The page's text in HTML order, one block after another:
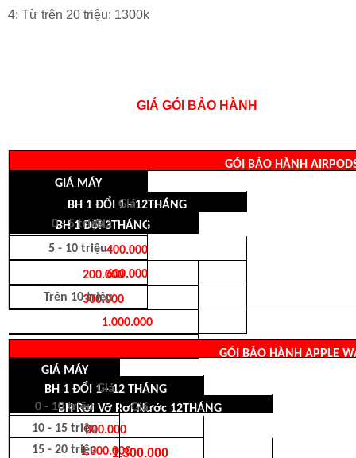
4: Từ trên 20 triệu: 1300k
GIÁ GÓI BẢO HÀNH
GÓI BẢO HÀNH
GIÁ MÁY
BH 1 ĐỔI 1 - 12THÁNG
BH 1 Đối 3THÁNG
Giá
Giá
0 - 5 triệu
400.000
200.000
5 - 10 triệu
600.000
300.000
Trên 10 triệu
1.000.000
GÓI BẢO HÀNH APPLE
GIÁ MÁY
BH 1 ĐỔI 1 - 12 THÁNG
BH Rơi Vỡ Rơi Nước 12THÁNG
Giá
Giá
0 - 10 triệu
800.000
1.300.000
10 - 15 triệu
1.300.000
15 - 20 triệu